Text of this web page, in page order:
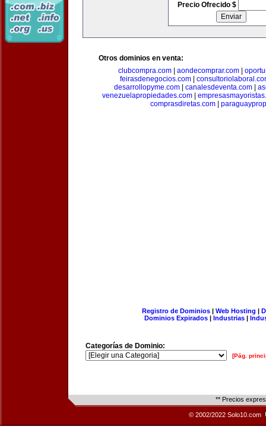
Precio Ofrecido $
Otros dominios en venta:
clubcompra.com
aondecomprar.com
feirasdenegocios.com|
desarrollopyme.com| canalesdeventa.com|
venezuelapropiedades.com|
comprasdiretas.com
Registro de Dominios| Web Hosting |
Dominios Expirados | Industrias |
Categorías de Dominio:
[Pág.
** Precios
© 2002/2022 Solo10.com